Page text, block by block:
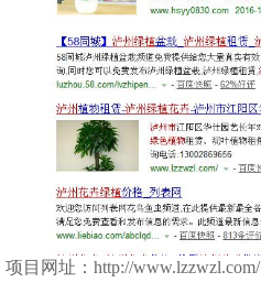
项目网址：http://www.lzzwzl.com/